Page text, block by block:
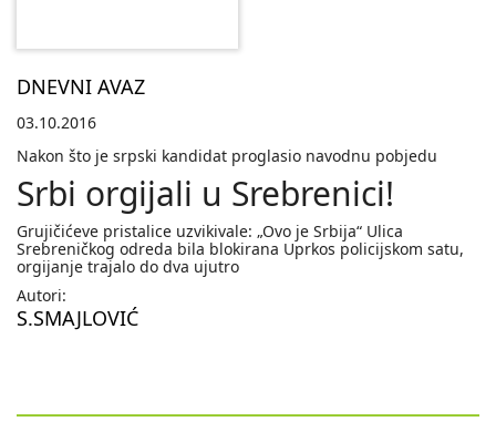
DNEVNI AVAZ
03.10.2016
Nakon što je srpski kandidat proglasio navodnu pobjedu
Srbi orgijali u Srebrenici!
Grujičićeve pristalice uzvikivale: „Ovo je Srbija“ Ulica
Srebreničkog odreda bila blokirana Uprkos policijskom satu,
orgijanje trajalo do dva ujutro
Autori:
S.SMAJLOVIĆ